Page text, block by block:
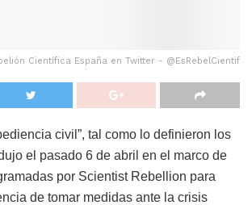
Científica España en Twitter - @EsRebelCientif
civil”, tal como lo definieron los
el pasado 6 de abril en el marco de
por Scientist Rebellion para
de tomar medidas ante la crisis